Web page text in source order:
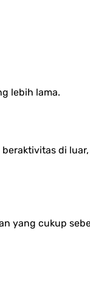
lebih lama.
di
yang cukup